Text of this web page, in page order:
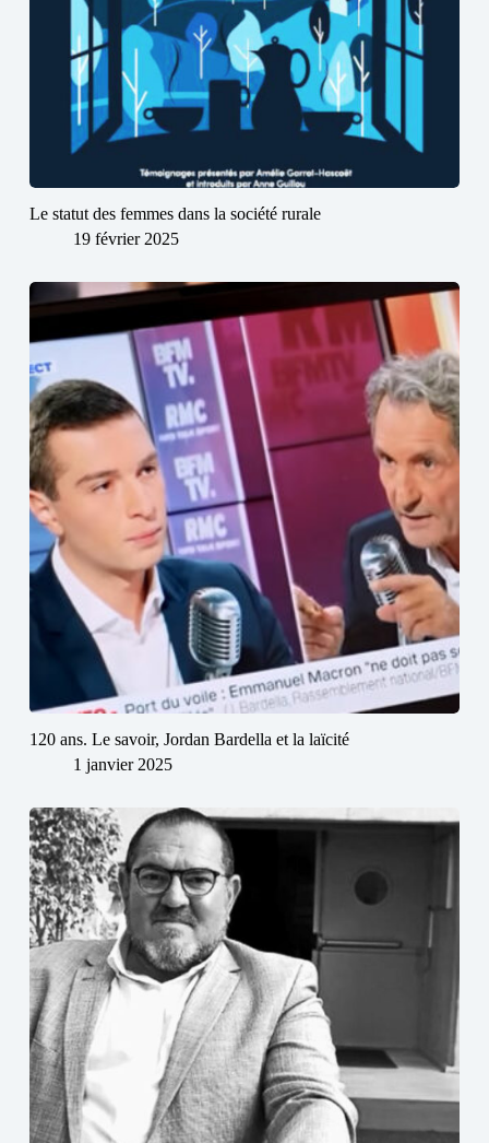
Le statut des femmes dans la société rurale
19 février 2025
120 ans. Le savoir, Jordan Bardella et la laïcité
1 janvier 2025